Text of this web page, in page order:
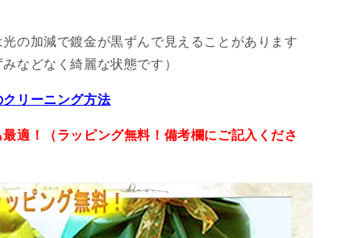
の加減で鍍金が黒ずんで見えることがあります
などなく綺麗な状態です）
リーニング方法
適！（ラッピング無料！備考欄にご記入くださ